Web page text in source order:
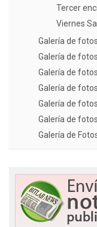
Tercer
Viernes
Galería de
Galería de
Galería de
Galería de
Galería de
Galería de
Galería de